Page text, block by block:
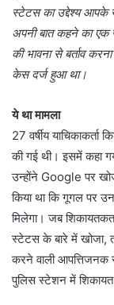
स्टेटस का उद्देश्य आपके
अपनी बात कहने का एक
की भावना से बर्ताव
केस दर्ज हुआ था।
ये था मामला
27 वर्षीय
की गई थी। इसमें कहा
उन्होंने Google पर
किया था कि गूगल पर
मिलेगा। जब
स्टेटस के बारे में खोजा,
करने वाली आपत्तिजनक
पुलिस स्टेशन में शिकायत